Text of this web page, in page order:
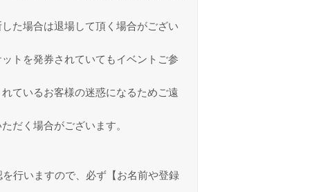
た場合は退場して頂く場合がござい
トを発券されていてもイベントご参
ているお客様の迷惑になるためご遠
だく場合がございます。
行いますので、必ず【お名前や登録